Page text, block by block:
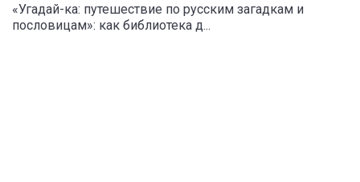
«Угадай-ка: путешествие по русским загадкам и
пословицам»: как библиотека д...